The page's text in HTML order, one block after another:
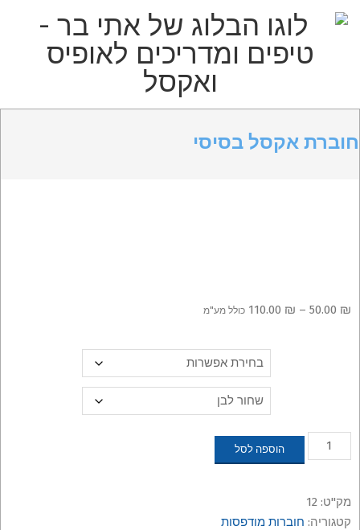
הבלוג
של
לאופיס
Navigation
Navigation
חוברת אקסל בסיסי
50.00 ₪
–
110.00 ₪
טווח
עד
כולל מע"מ
כמות
של
בסיסי
הוספה לסל
מק"ט: 12
קטגוריה: חוברות מודפסות